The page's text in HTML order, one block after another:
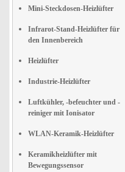
Mini-Steckdosen-Heizlüfter
Infrarot-Stand-Heizlüfter für
den Innenbereich
Heizlüfter
Industrie-Heizlüfter
Luftkühler, -befeuchter und -
reiniger mit Ionisator
WLAN-Keramik-Heizlüfter
Keramikheizlüfter mit
Bewegungssensor